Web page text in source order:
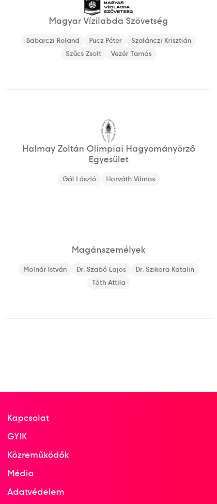
Magyar Vízilabda Szövetség
Babarczi Roland Pucz Péter
Szalánczi Krisztián
Szűcs Zsolt
Vezér Tamás
Halmay Zoltán Olimpiai Hagyományörző
Egyesület
Gál László Horváth Vilmos
Magánszemélyek
Molnár István Dr. Szabó Lajos
Dr. Szikora Katalin
Tóth Attila
Kapcsolat
GYIK
Közreműködők
Média
Adatvédelem